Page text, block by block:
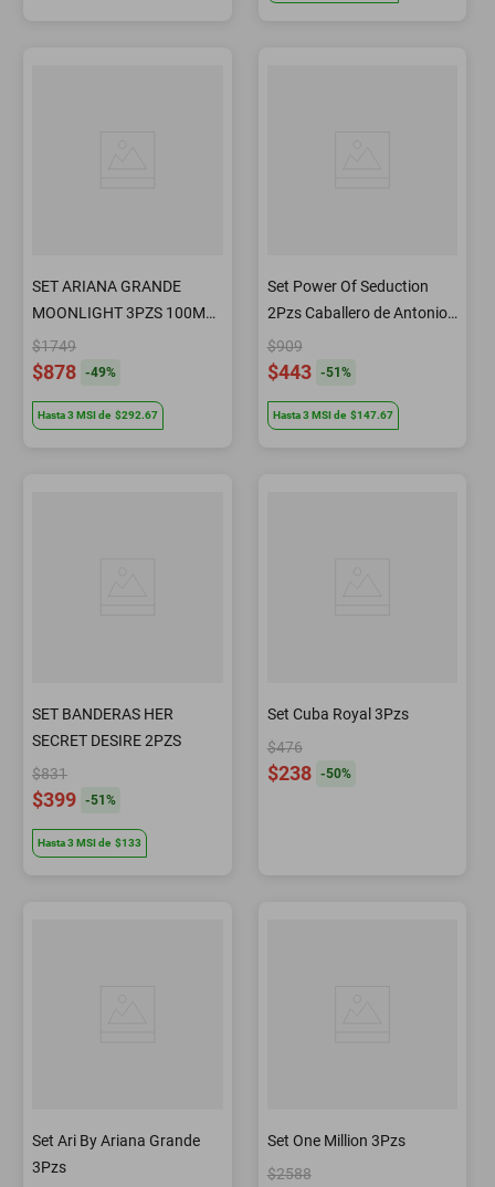
SET ARIANA GRANDE
MOONLIGHT 3PZS 100ML
EDP SPRAY/ BODY
SOUFFLE 100ML / BODY
$1749
$878 -49%
Hasta3 MSIde $292.67
Set Power Of Seduction
2Pzs Caballero de Antonio
Banderas
$909
$443 -51 %
Hasta3 MSIde $147.67
SET BANDERAS HER
SECRET DESIRE 2PZS
$831
$399 -51%
Hasta3 MSIde $133
Set Cuba Royal 3Pzs
$476
$238 -50%
Set Ari By Ariana Grande
3Pzs
Set One Million 3Pzs
$2588